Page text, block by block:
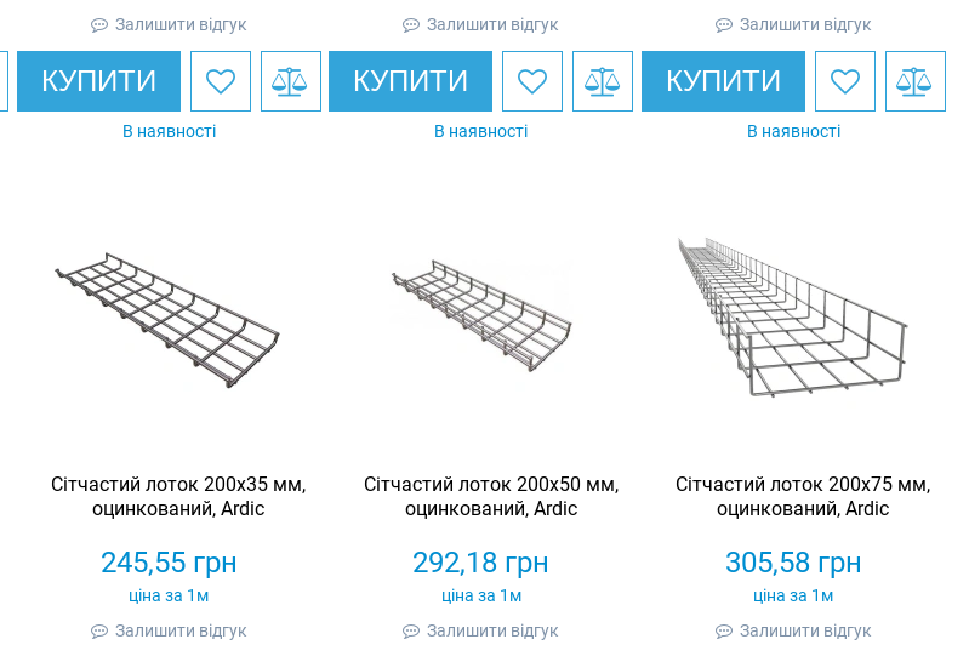
Залишити відгук
КУПИТИ
В наявності
Залишити відгук
КУПИТИ
В наявності
Залишити відгук
КУПИТИ
В наявності
Сітчастий лоток 200х35 мм,
оцинкований, Ardic
245,55грн
ціна за 1м
Залишити відгук
Сітчастий лоток 200х50 мм,
оцинкований, Ardic
292,18 грн
ціна за 1м
Залишити відгук
Сітчастий лоток 200х75 мм,
оцинкований, Ardic
305,58грн
ціна за 1м
Залишити відгук